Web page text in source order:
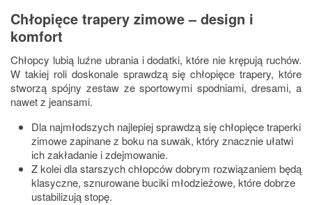
Chłopięce trapery zimowe – design i
komfort
Chłopcy lubią luźne ubrania i dodatki, które nie krępują ruchów.
W takiej roli doskonale sprawdzą się chłopięce trapery, które
stworzą spójny zestaw ze sportowymi spodniami, dresami, a
nawet z jeansami.
Dla najmłodszych najlepiej sprawdzą się chłopięce traperki
zimowe zapinane z boku na suwak, który znacznie ułatwi
ich zakładanie i zdejmowanie.
Z kolei dla starszych chłopców dobrym rozwiązaniem będą
klasyczne, sznurowane buciki młodzieżowe, które dobrze
ustabilizują stopę.